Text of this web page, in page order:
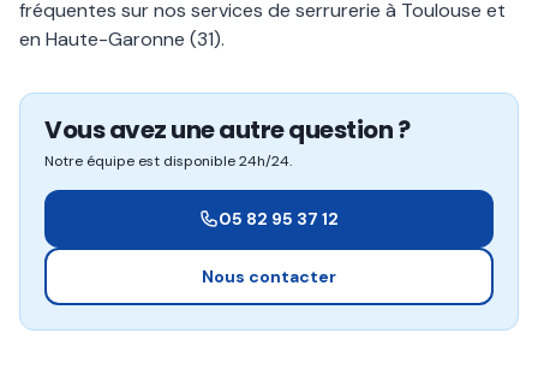
fréquentes sur nos services de serrurerie à Toulouse et
en Haute-Garonne (31).
Vous avez une autre question ?
Notre équipe est disponible 24h/24.
05 82 95 37 12
Nous contacter